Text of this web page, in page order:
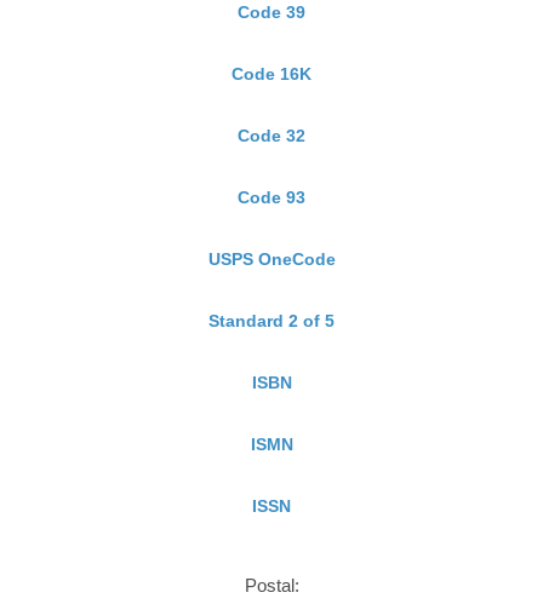
Code 39
Code 16K
Code 32
Code 93
USPS OneCode
Standard 2 of 5
ISBN
ISMN
ISSN
Postal: